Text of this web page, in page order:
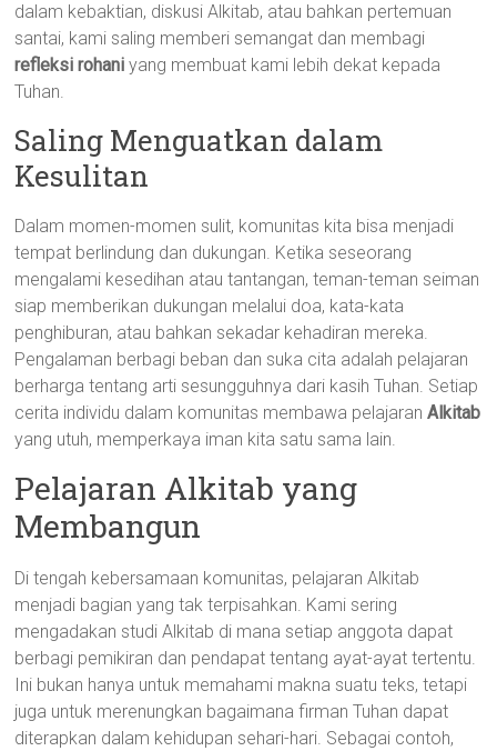
dalam kebaktian, diskusi Alkitab, atau bahkan pertemuan
santai, kami saling memberi semangat dan membagi
refleksi rohani yang membuat kami lebih dekat kepada
Tuhan.
Saling Menguatkan dalam
Kesulitan
Dalam momen-momen sulit, komunitas kita bisa menjadi
tempat berlindung dan dukungan. Ketika seseorang
mengalami kesedihan atau tantangan, teman-teman seiman
siap memberikan dukungan melalui doa, kata-kata
penghiburan, atau bahkan sekadar kehadiran mereka.
Pengalaman berbagi beban dan suka cita adalah pelajaran
berharga tentang arti sesungguhnya dari kasih Tuhan. Setiap
cerita individu dalam komunitas membawa pelajaranAlkitab
yang utuh, memperkaya iman kita satu sama lain.
Pelajaran Alkitab yang
Membangun
Di tengah kebersamaan komunitas, pelajaran Alkitab
menjadi bagian yang tak terpisahkan. Kami sering
mengadakan studi Alkitab di mana setiap anggota dapat
berbagi pemikiran dan pendapat tentang ayat-ayat tertentu.
Ini bukan hanya untuk memahami makna suatu teks, tetapi
juga untuk merenungkan bagaimana firman Tuhan dapat
diterapkan dalam kehidupan sehari-hari. Sebagai contoh,